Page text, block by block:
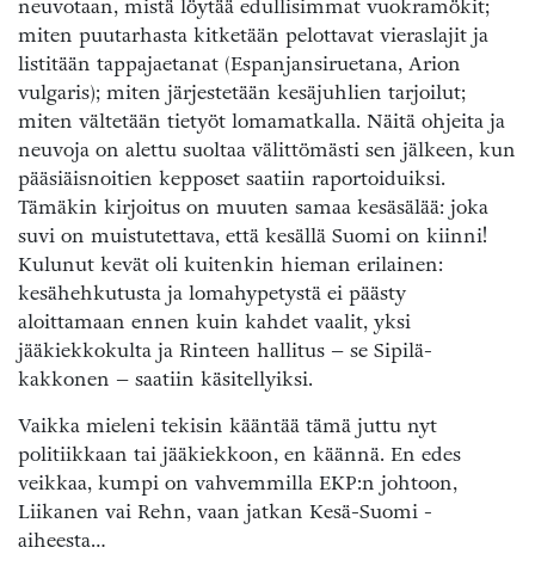
neuvotaan, mistä löytää edullisimmat vuokramökit;
miten puutarhasta kitketään pelottavat vieraslajit ja
listitään tappajaetanat (Espanjansiruetana, Arion
vulgaris); miten järjestetään kesäjuhlien tarjoilut;
miten vältetään tietyöt lomamatkalla. Näitä ohjeita ja
neuvoja on alettu suoltaa välittömästi sen jälkeen, kun
pääsiäisnoitien kepposet saatiin raportoiduiksi.
Tämäkin kirjoitus on muuten samaa kesäsälää: joka
suvi on muistutettava, että kesällä Suomi on kiinni!
Kulunut kevät oli kuitenkin hieman erilainen:
kesähehkutusta ja lomahypetystä ei päästy
aloittamaan ennen kuin kahdet vaalit, yksi
jääkiekkokulta ja Rinteen hallitus – se Sipilä-
kakkonen – saatiin käsitellyiksi.
Vaikka mieleni tekisin kääntää tämä juttu nyt
politiikkaan tai jääkiekkoon, en käännä. En edes
veikkaa, kumpi on vahvemmilla EKP:n johtoon,
Liikanen vai Rehn, vaan jatkan Kesä-Suomi -
aiheesta…